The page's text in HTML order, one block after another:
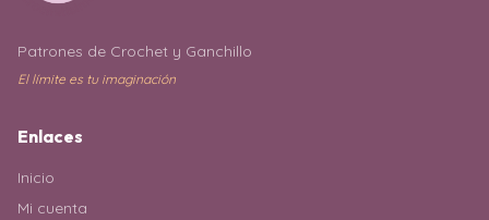
Patrones de Crochet y Ganchillo
El límite es tu imaginación
Enlaces
Inicio
Mi cuenta